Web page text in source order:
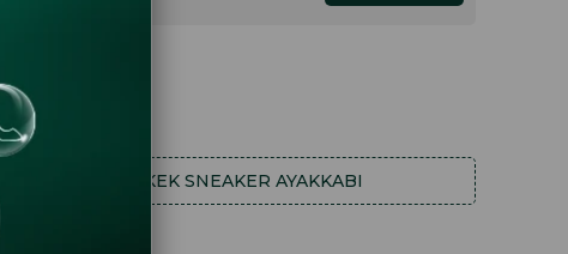
ERKEK SNEAKER AYAKKABI